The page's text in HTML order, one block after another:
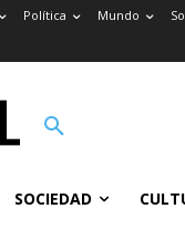
Política Mundo
SOCIEDAD